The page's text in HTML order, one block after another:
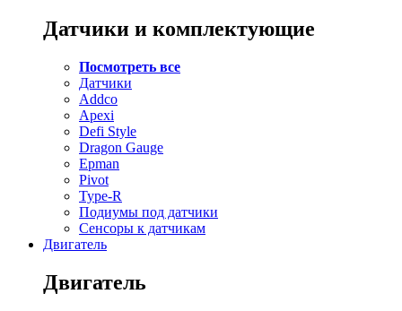
Датчики и комплектующие
Посмотреть все
Датчики
Addco
Apexi
Defi Style
Dragon Gauge
Epman
Pivot
Type-R
Подиумы под датчики
Сенсоры к датчикам
Двигатель
Двигатель